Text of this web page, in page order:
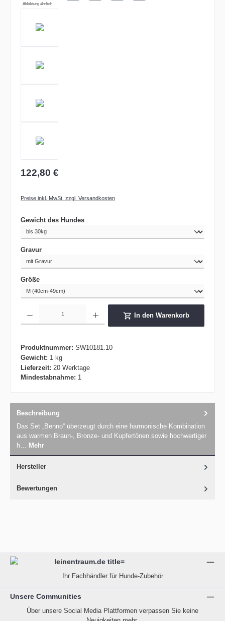
Abbildung ähnlich
122,80 €
Preise inkl. MwSt. zzgl. Versandkosten
Gewicht des Hundesauswählen
Gravurauswählen
Größeauswählen
In den Warenkorb
Produktnummer: SW10181.10
Gewicht: 1 kg
Lieferzeit: 20 Werktage
Mindestabnahme: 1
Beschreibung
Das Set „Benno“ überzeugt durch eine harmonische Kombination
aus warmen Braun-, Bronze- und Kupfertönen sowie hochwertiger
h… Mehr
Hersteller
Bewertungen
Ihr Fachhändler für Hunde-Zubehör
Unsere Communities
Über unsere Social Media Plattformen verpassen Sie keine